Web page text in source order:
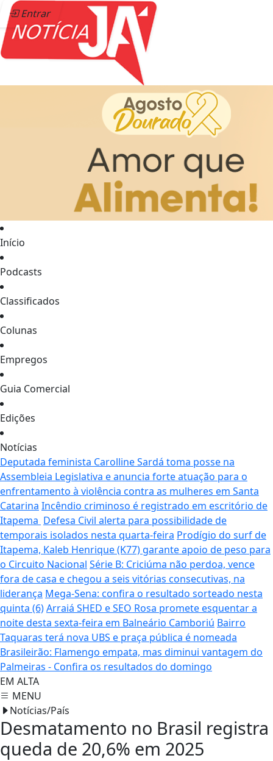
Entrar
Início
Podcasts
Classificados
Colunas
Empregos
Guia Comercial
Edições
Notícias
Deputada feminista Carolline Sardá toma posse na
Assembleia Legislativa e anuncia forte atuação para o
enfrentamento à violência contra as mulheres em Santa
Catarina Incêndio criminoso é registrado em escritório de
Itapema Defesa Civil alerta para possibilidade de
temporais isolados nesta quarta-feira Prodígio do surf de
Itapema, Kaleb Henrique (K77) garante apoio de peso para
o Circuito Nacional Série B: Criciúma não perdoa, vence
fora de casa e chegou a seis vitórias consecutivas, na
liderança Mega-Sena: confira o resultado sorteado nesta
quinta (6)Arraiá SHED e SEO Rosa promete esquentar a
noite desta sexta-feira em Balneário Camboriú Bairro
Taquaras terá nova UBS e praça pública é nomeada
Brasileirão: Flamengo empata, mas diminui vantagem do
Palmeiras - Confira os resultados do domingo
EM ALTA
MENU
Notícias/País
Desmatamento no Brasil registra
queda de 20,6% em 2025